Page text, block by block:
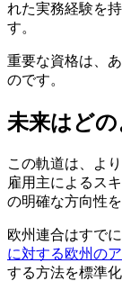
れた実務経験を
す。
重要な資格は、
のです。
未来はど
この軌道は、よ
雇用主によるス
の明確な方向性
欧州連合はすで
に対する欧州の
する方法を標準